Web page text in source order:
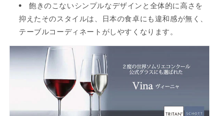
飽きのこないシンプルなデザインと全体的に高さを
抑えたそのスタイルは、日本の食卓にも違和感が無く、
テーブルコーディネートがしやすくなります。